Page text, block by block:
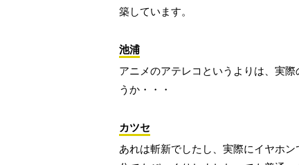
築しています。
池浦
アニメのアテレコというよりは、実
うか・・・
カツセ
あれは斬新でしたし、実際にイヤホ